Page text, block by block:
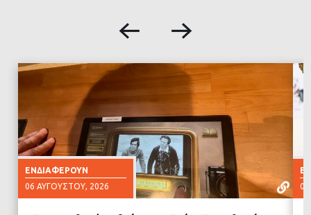
ΕΝΔΙΑΦΈΡΟΥΝ
06 ΑΥΓΟΎΣΤΟΥ, 2026